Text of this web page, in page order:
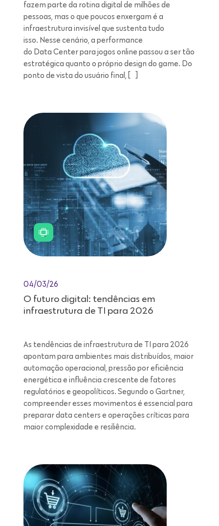
fazem parte da rotina digital de milhões de
pessoas, mas o que poucos enxergam é a
infraestrutura invisível que sustenta tudo
isso. Nesse cenário, a performance
do Data Center para jogos online passou a ser tão
estratégica quanto o próprio design do game. Do
ponto de vista do usuário final, […]
04/03/26
O futuro digital: tendências em
infraestrutura de TI para 2026
As tendências de infraestrutura de TI para 2026
apontam para ambientes mais distribuídos, maior
automação operacional, pressão por eficiência
energética e influência crescente de fatores
regulatórios e geopolíticos. Segundo o Gartner,
compreender esses movimentos é essencial para
preparar data centers e operações críticas para
maior complexidade e resiliência.